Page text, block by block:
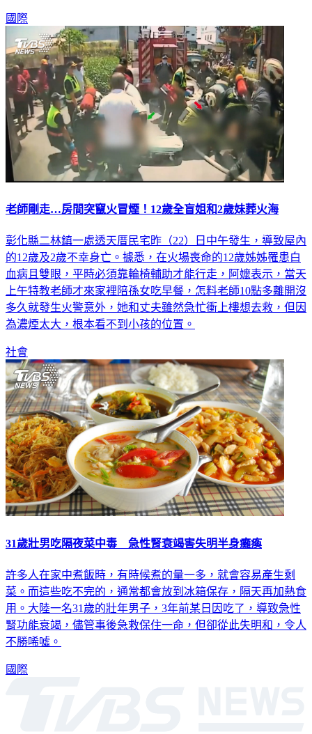
國際
老師剛走…房間突竄火冒煙！12歲全盲姐和2歲妹葬火海
彰化縣二林鎮一處透天厝民宅昨（22）日中午發生，導致屋內
的12歲及2歲不幸身亡。據悉，在火場喪命的12歲姊姊罹患白
血病且雙眼，平時必須靠輪椅輔助才能行走，阿嬤表示，當天
上午特教老師才來家裡陪孫女吃早餐，怎料老師10點多離開沒
多久就發生火警意外，她和丈夫雖然急忙衝上樓想去救，但因
為濃煙太大，根本看不到小孩的位置。
社會
31歲壯男吃隔夜菜中毒 急性腎衰竭害失明半身癱瘓
許多人在家中煮飯時，有時候煮的量一多，就會容易產生剩
菜。而這些吃不完的，通常都會放到冰箱保存，隔天再加熱食
用。大陸一名31歲的壯年男子，3年前某日因吃了，導致急性
腎功能衰竭，儘管事後急救保住一命，但卻從此失明和，令人
不勝唏噓。
國際